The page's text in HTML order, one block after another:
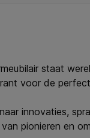
staat
voor de
innovaties,
pionieren en